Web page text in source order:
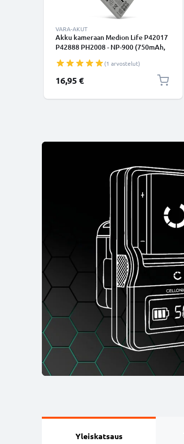
VARA-AKUT
Akku kameraan Medion Life P42017
P42888 PH2008 - NP-900 (750mAh,
(1 arvostelut)
16,95 €
Yleiskatsaus